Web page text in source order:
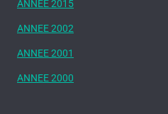
ANNEE 2015
ANNEE 2002
ANNEE 2001
ANNEE 2000